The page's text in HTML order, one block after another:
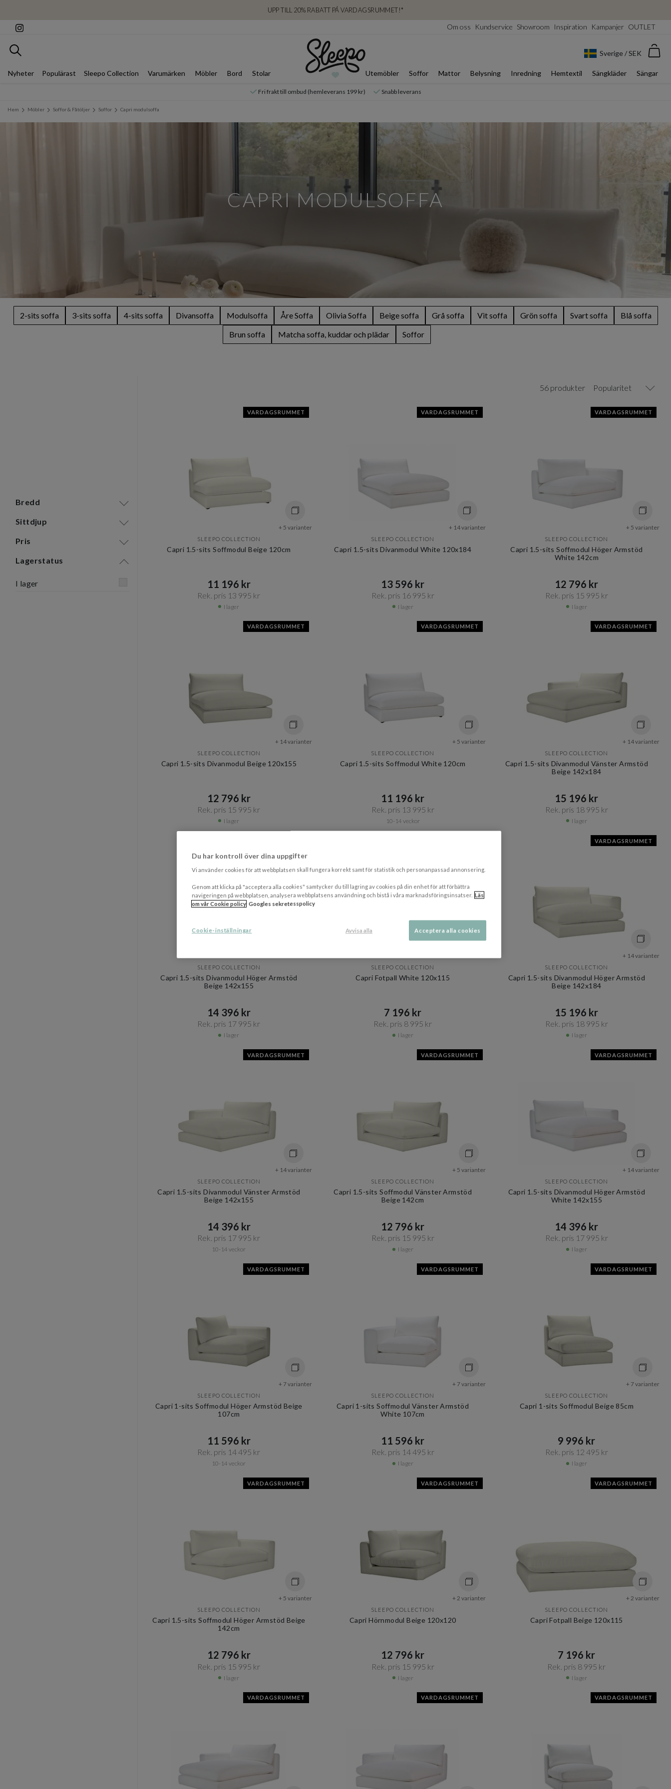
UPP TILL 20% RABATT PÅ VARDAGSRUMMET!*
Om oss Kundservice Showroom Inspiration Kampanjer OUTLET
Sök Sverige / SEK
Nyheter Populärast Sleepo Collection Varumärken Möbler Bord Stolar Utemöbler Soffor Mattor Belysning Inredning Hemtextil Sängkläder Sängar
Fri frakt till ombud (hemleverans 199 kr) Snabb leverans
Hem Möbler Soffor & Fåtöljer Soffor Capri modulsoffa
CAPRI MODULSOFFA
2-sits soffa 3-sits soffa 4-sits soffa Divansoffa Modulsoffa Åre Soffa Olivia Soffa Beige soffa Grå soffa Vit soffa Grön soffa Svart soffa
Blå soffa
Brun soffa
Matcha soffa, kuddar och plädar Soffor
Bredd
Sittdjup
Pris
Lagerstatus
I lager
56 produkter Popularitet
VARDAGSRUMMET
+ 5 varianter
SLEEPO COLLECTION
Capri 1.5-sits Soffmodul Beige 120cm
11 196 kr​​
Rek. pris 13 995 kr​​
I lager
VARDAGSRUMMET
+ 14 varianter
SLEEPO COLLECTION
Capri 1.5-sits Divanmodul White 120x184
13 596 kr​​
Rek. pris 16 995 kr​​
I lager
VARDAGSRUMMET
+ 5 varianter
SLEEPO COLLECTION
Capri 1.5-sits Soffmodul Höger Armstöd
White 142cm
12 796 kr​​
Rek. pris 15 995 kr​​
I lager
VARDAGSRUMMET
+ 14 varianter
SLEEPO COLLECTION
Capri 1.5-sits Divanmodul Beige 120x155
12 796 kr​​
Rek. pris 15 995 kr​​
I lager
VARDAGSRUMMET
+ 5 varianter
SLEEPO COLLECTION
Capri 1.5-sits Soffmodul White 120cm
11 196 kr​​
Rek. pris 13 995 kr​​
10-14 veckor
VARDAGSRUMMET
+ 14 varianter
SLEEPO COLLECTION
Capri 1.5-sits Divanmodul Vänster Armstöd
Beige 142x184
15 196 kr​​
Rek. pris 18 995 kr​​
I lager
SLEEPO COLLECTION
Capri 1.5-sits Divanmodul Höger Armstöd
Beige 142x155
14 396 kr​​
Rek. pris 17 995 kr​​
I lager
SLEEPO COLLECTION
Capri Fotpall White 120x115
7 196 kr​​
Rek. pris 8 995 kr​​
I lager
VARDAGSRUMMET
+ 14 varianter
SLEEPO COLLECTION
Capri 1.5-sits Divanmodul Höger Armstöd
Beige 142x184
15 196 kr​​
Rek. pris 18 995 kr​​
I lager
VARDAGSRUMMET
+ 14 varianter
SLEEPO COLLECTION
Capri 1.5-sits Divanmodul Vänster Armstöd
Beige 142x155
14 396 kr​​
Rek. pris 17 995 kr​​
10-14 veckor
VARDAGSRUMMET
+ 5 varianter
SLEEPO COLLECTION
Capri 1.5-sits Soffmodul Vänster Armstöd
Beige 142cm
12 796 kr​​
Rek. pris 15 995 kr​​
I lager
VARDAGSRUMMET
+ 14 varianter
SLEEPO COLLECTION
Capri 1.5-sits Divanmodul Höger Armstöd
White 142x155
14 396 kr​​
Rek. pris 17 995 kr​​
I lager
VARDAGSRUMMET
+ 7 varianter
SLEEPO COLLECTION
Capri 1-sits Soffmodul Höger Armstöd Beige
107cm
11 596 kr​​
Rek. pris 14 495 kr​​
10-14 veckor
VARDAGSRUMMET
+ 7 varianter
SLEEPO COLLECTION
Capri 1-sits Soffmodul Vänster Armstöd
White 107cm
11 596 kr​​
Rek. pris 14 495 kr​​
I lager
VARDAGSRUMMET
+ 7 varianter
SLEEPO COLLECTION
Capri 1-sits Soffmodul Beige 85cm
9 996 kr​​
Rek. pris 12 495 kr​​
I lager
VARDAGSRUMMET
+ 5 varianter
SLEEPO COLLECTION
Capri 1.5-sits Soffmodul Höger Armstöd Beige
142cm
12 796 kr​​
Rek. pris 15 995 kr​​
I lager
VARDAGSRUMMET
+ 2 varianter
SLEEPO COLLECTION
Capri Hörnmodul Beige 120x120
12 796 kr​​
Rek. pris 15 995 kr​​
I lager
VARDAGSRUMMET
+ 2 varianter
SLEEPO COLLECTION
Capri Fotpall Beige 120x115
7 196 kr​​
Rek. pris 8 995 kr​​
I lager
VARDAGSRUMMET VARDAGSRUMMET VARDAGSRUMMET
Du har kontroll över dina uppgifter
Vi använder cookies för att webbplatsen skall fungera korrekt samt för statistik och personanpassad annonsering.
Genom att klicka på "acceptera alla cookies" samtycker du till lagring av cookies på din enhet för att förbättra
navigeringen på webbplatsen, analysera webbplatsens användning och bistå i våra marknadsföringsinsatser. Läs
om vår Cookie policy Googles sekretesspolicy
Cookie-inställningar Avvisa alla Acceptera alla cookies